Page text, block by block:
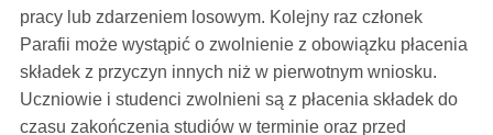
pracy lub zdarzeniem losowym. Kolejny raz członek
Parafii może wystąpić o zwolnienie z obowiązku płacenia
składek z przyczyn innych niż w pierwotnym wniosku.
Uczniowie i studenci zwolnieni są z płacenia składek do
czasu zakończenia studiów w terminie oraz przed